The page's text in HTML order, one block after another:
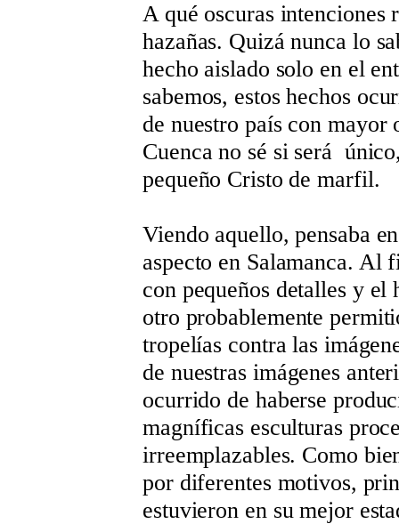
A qué oscuras intenciones
hazañas. Quizá nunca lo
hecho aislado solo en el
sabemos, estos hechos
de nuestro país con mayor
Cuenca no sé si será
pequeño Cristo de marfil.
Viendo aquello, pensaba
aspecto en Salamanca. Al
con pequeños detalles y el
otro probablemente
tropelías contra las
de nuestras imágenes
ocurrido de haberse
magníficas esculturas
irreemplazables. Como
por diferentes motivos,
estuvieron en su mejor